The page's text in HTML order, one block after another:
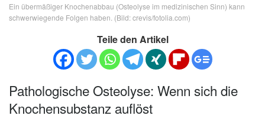
Ein übermäßiger Knochenabbau (Osteolyse im medizinischen Sinn) kann
schwerwiegende Folgen haben. (Bild: crevis/fotolia.com)
Teile den Artikel
Pathologische Osteolyse: Wenn sich die
Knochensubstanz auflöst